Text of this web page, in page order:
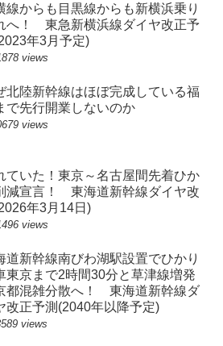
線からも目黒線からも新横浜乗り
へ！ 東急新横浜線ダイヤ改正予
年3月予定)
views
北陸新幹線はほぼ完成している福
で先行開業しないのか
views
ていた！東京～名古屋間先着ひか
減宣言！ 東海道新幹線ダイヤ改
年3月14日)
views
道新幹線南びわ湖駅設置でひかり
東京まで2時間30分と草津線増発
都混雑分散へ！ 東海道新幹線ダ
改正予測(2040年以降予定)
views